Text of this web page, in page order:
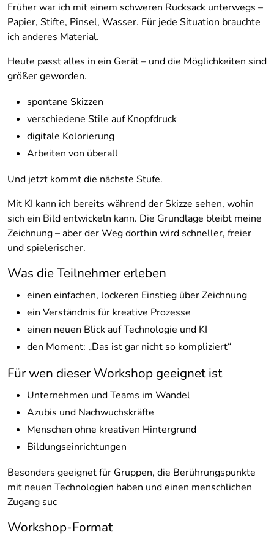
Früher war ich mit einem schweren Rucksack unterwegs –
Papier, Stifte, Pinsel, Wasser. Für jede Situation brauchte
ich anderes Material.
Heute passt alles in ein Gerät – und die Möglichkeiten sind
größer geworden.
spontane Skizzen
verschiedene Stile auf Knopfdruck
digitale Kolorierung
Arbeiten von überall
Und jetzt kommt die nächste Stufe.
Mit KI kann ich bereits während der Skizze sehen, wohin
sich ein Bild entwickeln kann. Die Grundlage bleibt meine
Zeichnung – aber der Weg dorthin wird schneller, freier
und spielerischer.
Was die Teilnehmer erleben
einen einfachen, lockeren Einstieg über Zeichnung
ein Verständnis für kreative Prozesse
einen neuen Blick auf Technologie und KI
den Moment: „Das ist gar nicht so kompliziert“
Für wen dieser Workshop geeignet ist
Unternehmen und Teams im Wandel
Azubis und Nachwuchskräfte
Menschen ohne kreativen Hintergrund
Bildungseinrichtungen
Besonders geeignet für Gruppen, die Berührungspunkte
mit neuen Technologien haben und einen menschlichen
Zugang suc
Workshop-Format